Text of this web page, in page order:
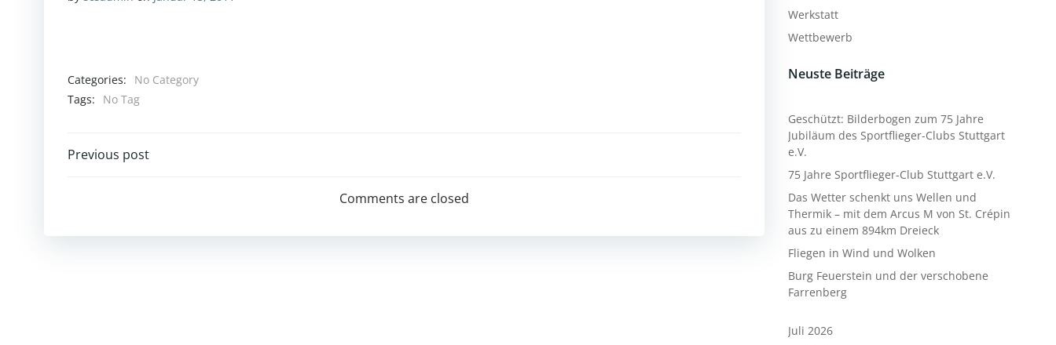
Categories:
No Category
Tags:
No Tag
Post
Previous post
Comments are closed
Werkstatt
Wettbewerb
Neuste Beiträge
Geschützt: Bilderbogen zum 75 Jahre
Jubiläum des Sportflieger-Clubs Stuttgart
e.V.
75 Jahre Sportflieger-Club Stuttgart e.V.
Das Wetter schenkt uns Wellen und
Thermik – mit dem Arcus M von St. Crépin
aus zu einem 894km Dreieck
Fliegen in Wind und Wolken
Burg Feuerstein und der verschobene
Farrenberg
Juli 2026